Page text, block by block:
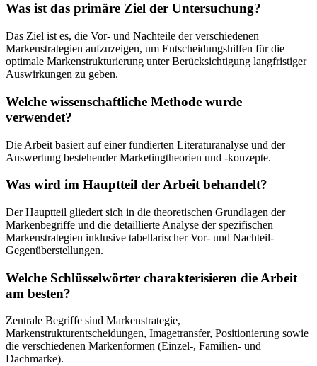
Was ist das primäre Ziel der Untersuchung?
Das Ziel ist es, die Vor- und Nachteile der verschiedenen
Markenstrategien aufzuzeigen, um Entscheidungshilfen für die
optimale Markenstrukturierung unter Berücksichtigung langfristiger
Auswirkungen zu geben.
Welche wissenschaftliche Methode wurde
verwendet?
Die Arbeit basiert auf einer fundierten Literaturanalyse und der
Auswertung bestehender Marketingtheorien und -konzepte.
Was wird im Hauptteil der Arbeit behandelt?
Der Hauptteil gliedert sich in die theoretischen Grundlagen der
Markenbegriffe und die detaillierte Analyse der spezifischen
Markenstrategien inklusive tabellarischer Vor- und Nachteil-
Gegenüberstellungen.
Welche Schlüsselwörter charakterisieren die Arbeit
am besten?
Zentrale Begriffe sind Markenstrategie,
Markenstrukturentscheidungen, Imagetransfer, Positionierung sowie
die verschiedenen Markenformen (Einzel-, Familien- und
Dachmarke).